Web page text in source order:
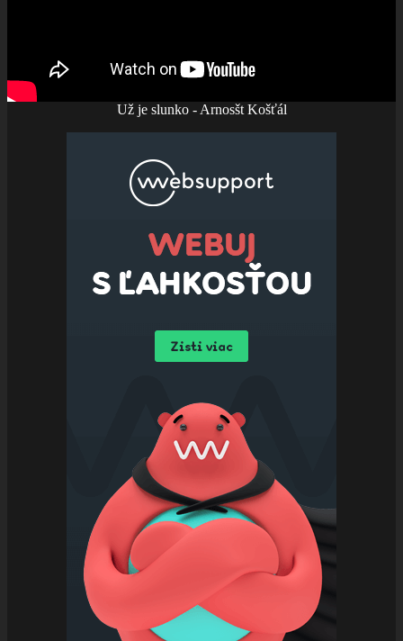
Už je slunko - Arnosšt Košťál